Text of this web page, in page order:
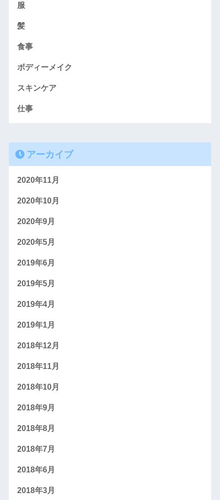
服
髪
食事
ボディーメイク
スキンケア
仕事
アーカイブ
2020年11月
2020年10月
2020年9月
2020年5月
2019年6月
2019年5月
2019年4月
2019年1月
2018年12月
2018年11月
2018年10月
2018年9月
2018年8月
2018年7月
2018年6月
2018年3月